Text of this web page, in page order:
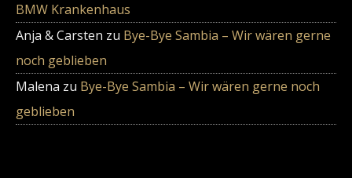
BMW Krankenhaus
Anja & Carsten zu Bye-Bye Sambia – Wir wären gerne
noch geblieben
Malena zu Bye-Bye Sambia – Wir wären gerne noch
geblieben